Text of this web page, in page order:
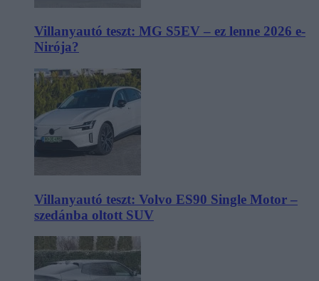
Villanyautó teszt: MG S5EV – ez lenne 2026 e-
Nirója?
Villanyautó teszt: Volvo ES90 Single Motor –
szedánba oltott SUV